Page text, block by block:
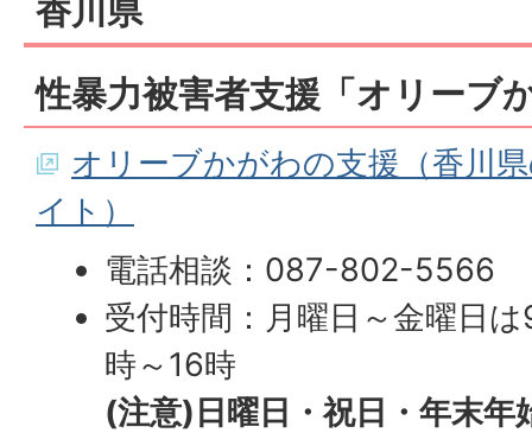
香川県
性暴力被害者支援「オリーブ
オリーブかがわの支援（香川
イト）
電話相談：087-802-5566
受付時間：月曜日～金曜日
時～16時
(注意)日曜日・祝日・年末年